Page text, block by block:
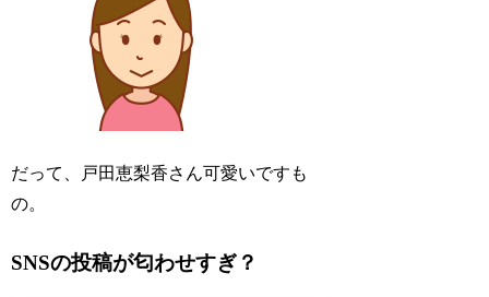
だって、戸田恵梨香さん可愛いですも
の。
SNSの投稿が匂わせすぎ？